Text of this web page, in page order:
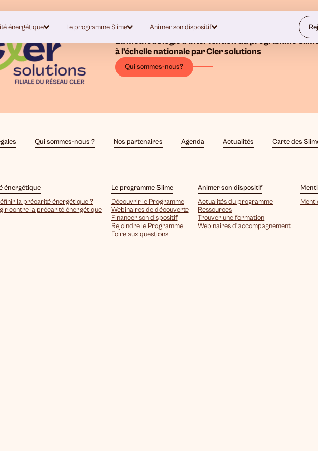
énergétique Le programme Slime Animer son dispositif
La méthodologie d’intervention du programme
à l’échelle nationale par Cler solutions
Qui sommes-nous?
Qui sommes-nous ? Nos partenaires Agenda Actualités Carte des
énergétique
la précarité énergétique ?
contre la précarité énergétique
Le programme Slime
Découvrir le Programme
Webinaires de découverte
Financer son dispositif
Rejoindre le Programme
Foire aux questions
Animer son dispositif
Actualités du programme
Ressources
Trouver une formation
Webinaires d’accompagnement